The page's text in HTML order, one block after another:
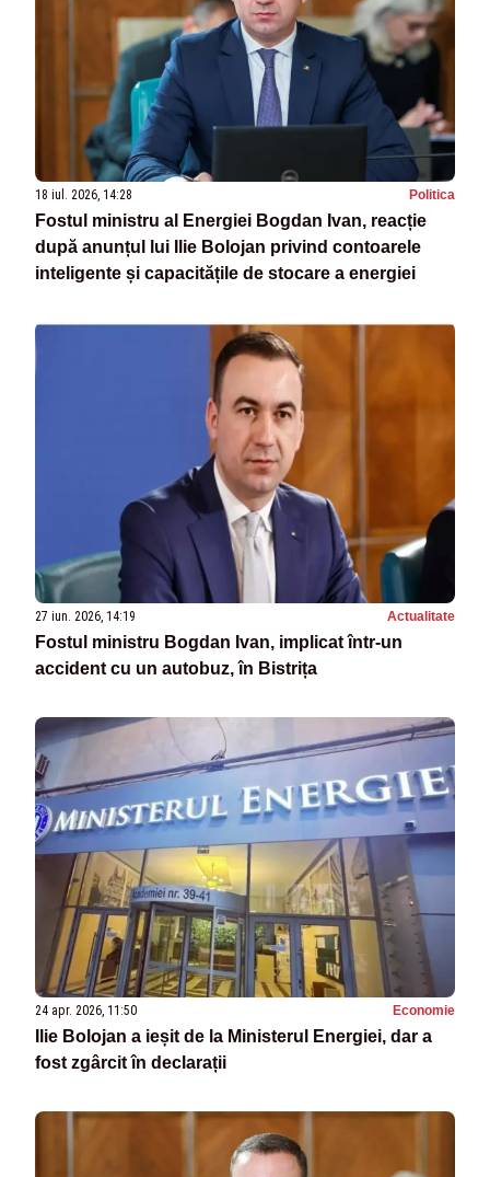
18 iul. 2026, 14:28 Politica
Fostul ministru al Energiei Bogdan Ivan, reacție
după anunțul lui Ilie Bolojan privind contoarele
inteligente și capacitățile de stocare a energiei
27 iun. 2026, 14:19 Actualitate
Fostul ministru Bogdan Ivan, implicat într-un
accident cu un autobuz, în Bistrița
24 apr. 2026, 11:50 Economie
Ilie Bolojan a ieșit de la Ministerul Energiei, dar a
fost zgârcit în declarații